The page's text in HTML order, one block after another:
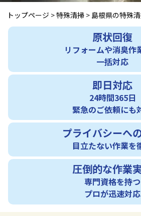
トップページ >特殊清掃 > 島根県の特殊
原状回復
リフォームや消臭作
一括対応
即日対応
24時間365日
緊急のご依頼にも
プライバシーへ
目立たない作業を
圧倒的な作業
専門資格を持つ
プロが迅速対応